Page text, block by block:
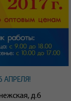
АПРЕЛЯ!
д.6